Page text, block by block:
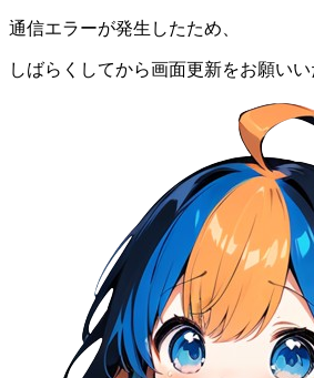
通信エラーが発生したため、
しばらくしてから画面更新をお願いい